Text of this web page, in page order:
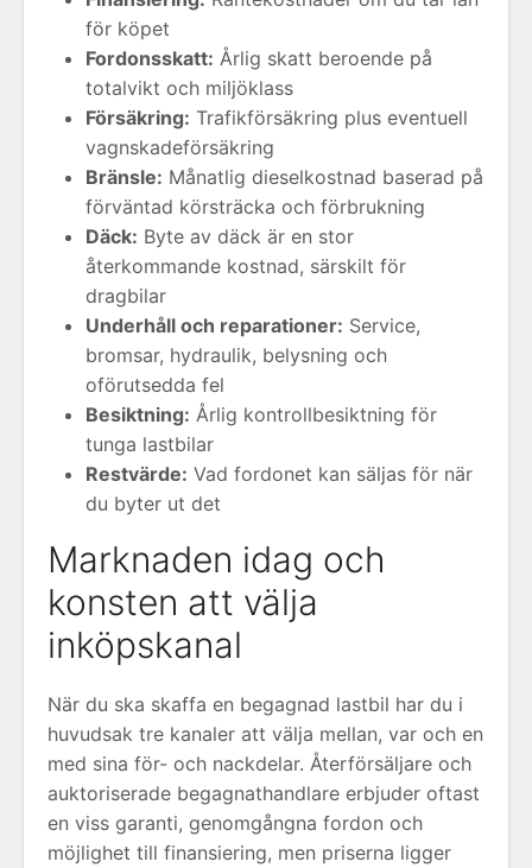
för köpet
Fordonsskatt: Årlig skatt beroende på
totalvikt och miljöklass
Försäkring: Trafikförsäkring plus eventuell
vagnskadeförsäkring
Bränsle: Månatlig dieselkostnad baserad på
förväntad körsträcka och förbrukning
Däck: Byte av däck är en stor
återkommande kostnad, särskilt för
dragbilar
Underhåll och reparationer: Service,
bromsar, hydraulik, belysning och
oförutsedda fel
Besiktning: Årlig kontrollbesiktning för
tunga lastbilar
Restvärde: Vad fordonet kan säljas för när
du byter ut det
Marknaden idag och
konsten att välja
inköpskanal
När du ska skaffa en begagnad lastbil har du i
huvudsak tre kanaler att välja mellan, var och en
med sina för- och nackdelar. Återförsäljare och
auktoriserade begagnathandlare erbjuder oftast
en viss garanti, genomgångna fordon och
möjlighet till finansiering, men priserna ligger